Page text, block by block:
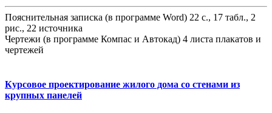
Пояснительная записка (в программе Word) 22 с., 17 табл., 2
рис., 22 источника
Чертежи (в программе Компас и Автокад) 4 листа плакатов и
чертежей
Курсовое проектирование жилого дома со стенами из
крупных панелей